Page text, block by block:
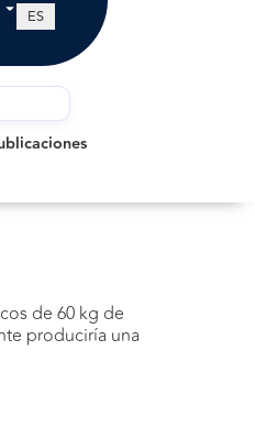
ES
de 60 kg de
produciría una